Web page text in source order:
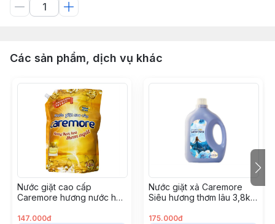
Các sản phẩm, dịch vụ khác
Nước giặt cao cấp
Caremore hương nước hoa
túi/thùng)
147.000đ
Nước giặt xả Caremore
Siêu hương thơm lâu 3,8kg
175.000đ